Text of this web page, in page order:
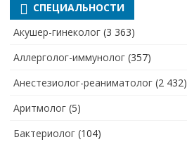
СПЕЦИАЛЬНОСТИ
Акушер-гинеколог (3 363)
Аллерголог-иммунолог (357)
Анестезиолог-реаниматолог (2 432)
Аритмолог (5)
Бактериолог (104)